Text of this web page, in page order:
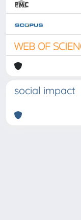
social impact